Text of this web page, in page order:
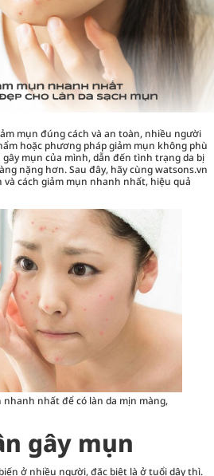
mụn đúng cách và an toàn, nhiều người
hoặc phương pháp giảm mụn không phù
mụn của mình, dẫn đến tình trạng da bị
nặng hơn. Sau đây, hãy cùngwatsons.vn
cách giảm mụn nhanh nhất, hiệu quả
nhanh nhất để có làn da mịn màng,
gây mụn
ở nhiều người, đặc biệt là ở tuổi dậy thì.